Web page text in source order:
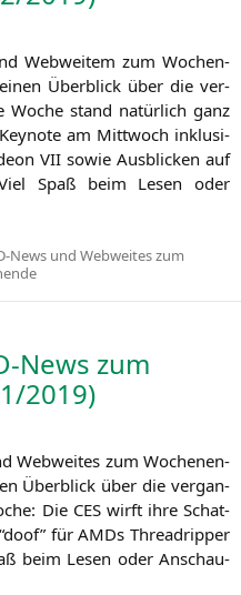
Web­wei­tem zum Wochen­
Über­blick über die ver­
Woche stand natür­lich ganz
am Mitt­woch inklu­si­
VII sowie Aus­bli­cken auf
Spaß beim Lesen oder
News und Webweites zum
News zum
2019)
Web­wei­tes zum Wochen­en­
Über­blick über die ver­gan­
Die CESwirft ihre Schat­
für AMDs Thre­ad­rip­per
beim Lesen oder Anschau­